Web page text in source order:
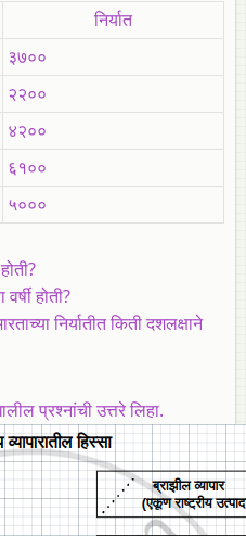
निर्यात
३७००
२२००
४२००
६१००
५०००
होती?
निर्यातीत किती दशलक्षाने
प्रश्नांची उत्तरे लिहा.